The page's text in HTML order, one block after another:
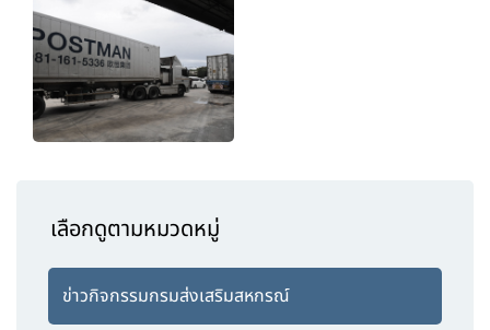
เลือกดูตามหมวดหมู่
ข่าวกิจกรรมกรมส่งเสริมสหกรณ์